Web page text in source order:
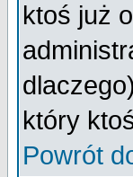
ktoś już
który
Powrót